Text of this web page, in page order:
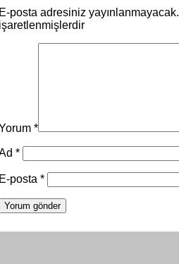
posta adresiniz yayınlanmayacak.
*
*
posta *